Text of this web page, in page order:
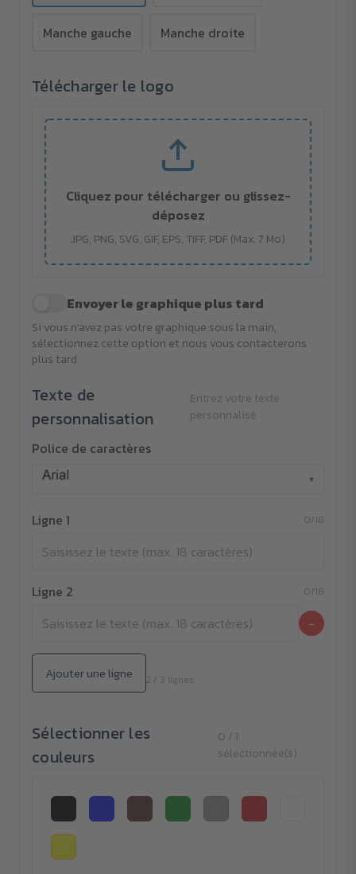
Manche gauche Manche droite
Télécharger le logo
Cliquez pour télécharger ou glissez-
déposez
JPG, PNG, SVG, GIF, EPS, TIFF, PDF (Max. 7 Mo)
Envoyer le graphique plus tard
Si vous n'avez pas votre graphique sous la main,
sélectionnez cette option et nous vous contacterons
plus tard.
Texte de
personnalisation
Entrez votre texte
personnalisé
Police de caractères
▾
Ligne 1 0/18
Ligne 2 0/18
−
Ajouter une ligne 2 / 3 lignes
Sélectionner les
couleurs
0 / 1
sélectionnée(s)